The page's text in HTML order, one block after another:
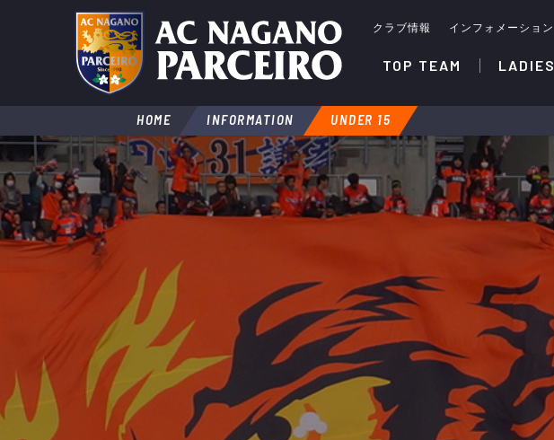
クラブ情報 インフォメーション
TOP TEAM LADIES
HOME INFORMATION UNDER 15